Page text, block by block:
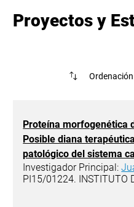
Proyectos y
Proteína morfogenética
Posible diana
patológico del sistema
Investigador Principal:
PI15/01224. INSTITUTO